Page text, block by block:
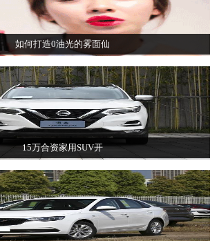
如何打造0油光的雾面仙
15万合资家用SUV开